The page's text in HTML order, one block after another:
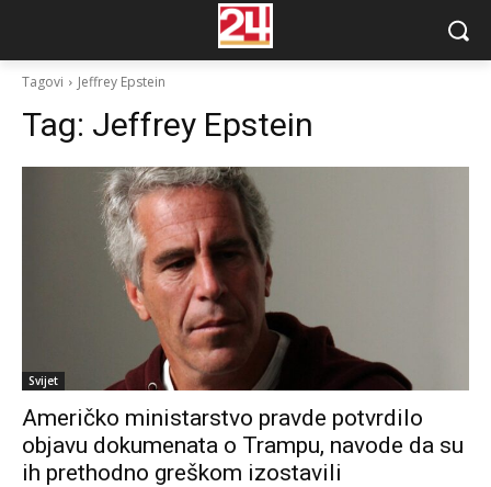
Tagovi Jeffrey Epstein
Tag: Jeffrey Epstein
Svijet
Američko ministarstvo pravde potvrdilo
objavu dokumenata o Trampu, navode da su
ih prethodno greškom izostavili